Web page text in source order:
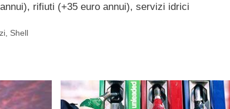
rifiuti (+35 euro annui), servizi idrici
Shell